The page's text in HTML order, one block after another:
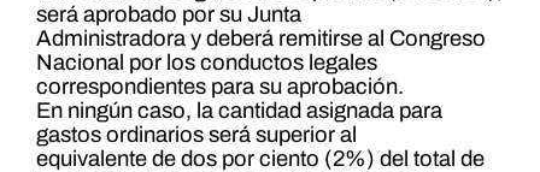
será aprobado por su Junta
Administradora y deberá remitirse al Congreso
Nacional por los conductos legales
correspondientes para su aprobación.
En ningún caso, la cantidad asignada para
gastos ordinarios será superior al
equivalente de dos por ciento (2%) del total de